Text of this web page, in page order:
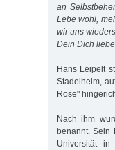
an
Lebe wohl,
wir uns
Dein Dich
Hans Leipelt
Stadelheim,
Rose"
Nach ihm
benannt. Sein
Universität